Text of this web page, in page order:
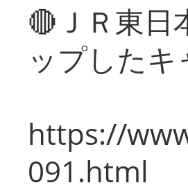
🔴ＪＲ東日
ップした
https://
091.html